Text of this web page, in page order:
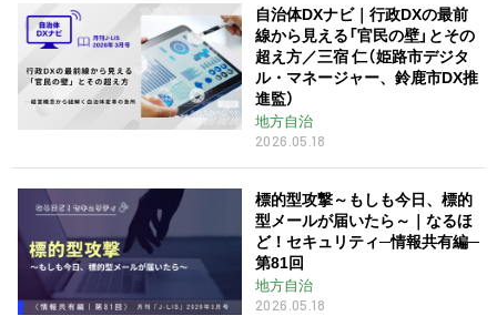
自治体DXナビ｜行政DXの最前
線から見える「官民の壁」とその
超え方／三宿 仁（姫路市デジタ
ル・マネージャー、鈴鹿市DX推
進監）
地方自治
2026.05.18
標的型攻撃～もしも今日、標的
型メールが届いたら～｜なるほ
ど！セキュリティ─情報共有編─
第81回
地方自治
2026.05.18